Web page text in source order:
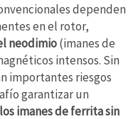
dependen
en el rotor,
neodimio(imanes de
intensos. Sin
importantes riesgos
garantizar un
los imanes de ferrita sin